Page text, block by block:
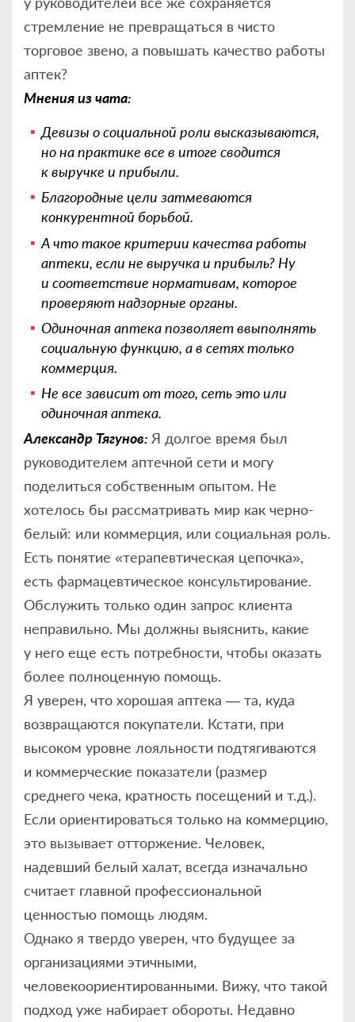
стремление не превращаться в чисто
торговое звено, а повышать качество работы
аптек?
Мнения из чата:
Девизы о социальной роли высказываются,
но на практике все в итоге сводится
к выручке и прибыли.
Благородные цели затмеваются
конкурентной борьбой.
А что такое критерии качества работы
аптеки, если не выручка и прибыль? Ну
и соответствие нормативам, которое
проверяют надзорные органы.
Одиночная аптека позволяет ввыполнять
социальную функцию, а в сетях только
коммерция.
Не все зависит от того, сеть это или
одиночная аптека.
Александр Тягунов: Я долгое время был
руководителем аптечной сети и могу
поделиться собственным опытом. Не
хотелось бы рассматривать мир как черно­
белый: или коммерция, или социальная роль.
Есть понятие «терапевтическая цепочка»,
есть фармацевтическое консультирование.
Обслужить только один запрос клиента
неправильно. Мы должны выяснить, какие
у него еще есть потребности, чтобы оказать
более полноценную помощь.
Я уверен, что хорошая аптека — та, куда
возвращаются покупатели. Кстати, при
высоком уровне лояльности подтягиваются
и коммерческие показатели (размер
среднего чека, кратность посещений и т. д.).
Если ориентироваться только на коммерцию,
это вызывает отторжение. Человек,
надевший белый халат, всегда изначально
считает главной профессиональной
ценностью помощь людям.
Однако я твердо уверен, что будущее за
организациями этичными,
человекоориентированными. Вижу, что такой
подход уже набирает обороты. Недавно